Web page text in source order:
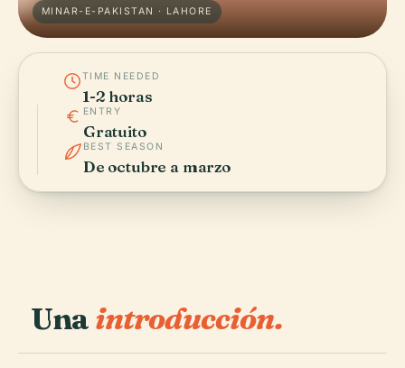
MINAR-E-PAKISTAN · LAHORE
TIME NEEDED
1-2 horas
ENTRY
Gratuito
BEST SEASON
De octubre a marzo
Unaintroducción.